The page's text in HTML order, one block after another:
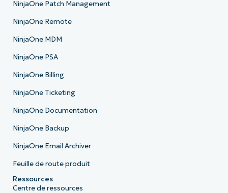
NinjaOne Patch Management
NinjaOne Remote
NinjaOne MDM
NinjaOne PSA
NinjaOne Billing
NinjaOne Ticketing
NinjaOne Documentation
NinjaOne Backup
NinjaOne Email Archiver
Feuille de route produit
Ressources
Centre de ressources